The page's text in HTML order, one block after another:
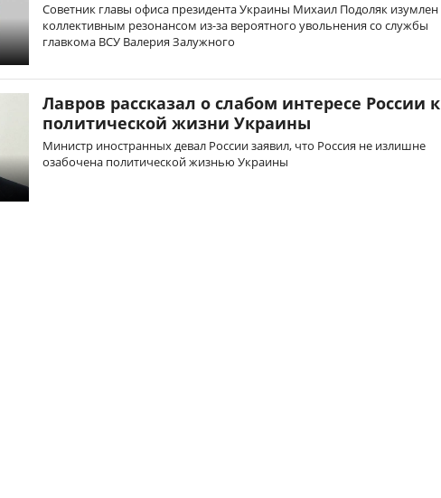
Советник главы офиса президента Украины Михаил Подоляк изумлен
коллективным резонансом из-за вероятного увольнения со службы
главкома ВСУ Валерия Залужного
Лавров рассказал о слабом интересе России к
политической жизни Украины
Министр иностранных девал России заявил, что Россия не излишне
озабочена политической жизнью Украины